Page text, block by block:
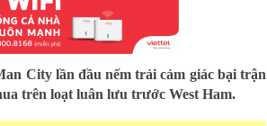
City lần đầu nếm trải cảm giác bại trận
trên loạt luân lưu trước West Ham.